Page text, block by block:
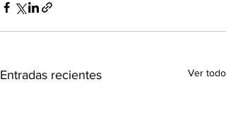
Entradas recientes Ver todo